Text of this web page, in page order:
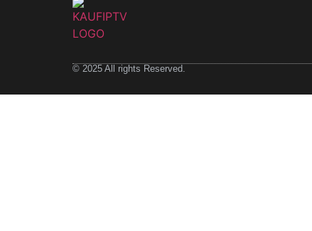
© 2025 All rights Reserved.